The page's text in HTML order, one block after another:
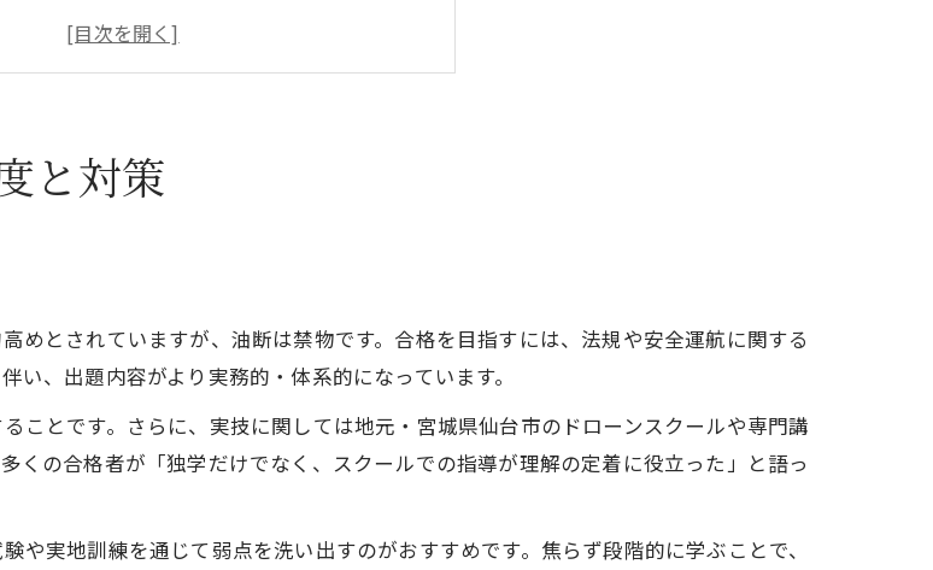
ン国家資格制度と難易度の変化を解説
機操縦士試験の実体験に基づく対策法
ける試験の最新情勢
人航空機操縦士を受験する最新事情
資格仙台の傾向と二等無人航空機操縦士
ローン補助金や資格支援の最新情報
空機操縦士にかかる試験費用と内訳を解説
と対策
めとされていますが、油断は禁物です。合格を目指すには、法規や安全運航に関する
、出題内容がより実務的・体系的になっています。
ことです。さらに、実技に関しては地元・宮城県仙台市のドローンスクールや専門講
くの合格者が「独学だけでなく、スクールでの指導が理解の定着に役立った」と語っ
実地訓練を通じて弱点を洗い出すのがおすすめです。焦らず段階的に学ぶことで、